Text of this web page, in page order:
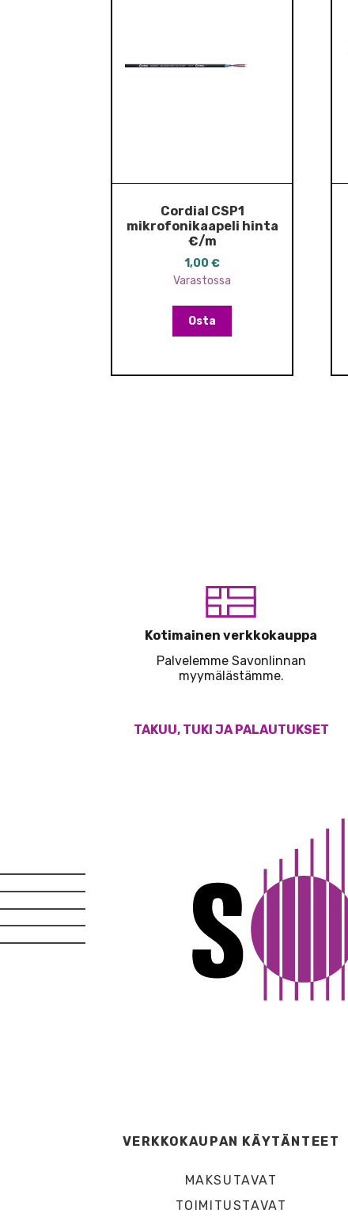
Cordial CSP1
mikrofonikaapeli hinta
€/m
1,00€
Varastossa
Osta
Kotimainen verkkokauppa
Palvelemme Savonlinnan
myymälästämme.
TAKUU, TUKI JA PALAUTUKSET
VERKKOKAUPAN KÄYTÄNTEET
MAKSUTAVAT
TOIMITUSTAVAT